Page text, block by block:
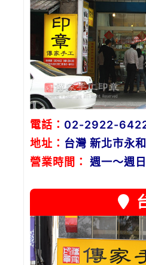
電話： 02-2922-
地址： 台灣 新北市永
營業時間：
週一～週